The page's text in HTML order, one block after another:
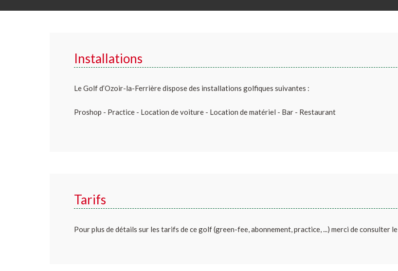
Installations
Le Golf d’Ozoir-la-Ferrière dispose des installations golfiques suivantes :
Proshop - Practice - Location de voiture - Location de matériel - Bar - Restaurant
Tarifs
Pour plus de détails sur les tarifs de ce golf (green-fee, abonnement, practice, ...) merci de consulter le